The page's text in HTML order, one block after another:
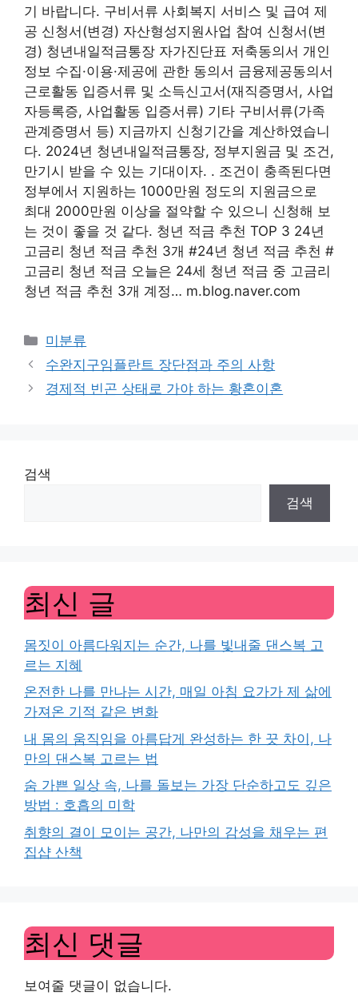
기 바랍니다. 구비서류 사회복지 서비스 및 급여 제
공 신청서(변경) 자산형성지원사업 참여 신청서(변
경) 청년내일적금통장 자가진단표 저축동의서 개인
정보 수집·이용·제공에 관한 동의서 금융제공동의서
근로활동 입증서류 및 소득신고서(재직증명서, 사업
자등록증, 사업활동 입증서류) 기타 구비서류(가족
관계증명서 등) 지금까지 신청기간을 계산하였습니
다. 2024년 청년내일적금통장, 정부지원금 및 조건,
만기시 받을 수 있는 기대이자. . 조건이 충족된다면
정부에서 지원하는 1000만원 정도의 지원금으로
최대 2000만원 이상을 절약할 수 있으니 신청해 보
는 것이 좋을 것 같다. 청년 적금 추천 TOP 3 24년
고금리 청년 적금 추천 3개 #24년 청년 적금 추천 #
고금리 청년 적금 오늘은 24세 청년 적금 중 고금리
청년 적금 추천 3개 계정… m.blog.naver.com
Categories
미분류
수완지구임플란트 장단점과 주의 사항
경제적 빈곤 상태로 가야 하는 황혼이혼
검색
검색
최신 글
몸짓이 아름다워지는 순간, 나를 빛내줄 댄스복 고
르는 지혜
온전한 나를 만나는 시간, 매일 아침 요가가 제 삶에
가져온 기적 같은 변화
내 몸의 움직임을 아름답게 완성하는 한 끗 차이, 나
만의 댄스복 고르는 법
숨 가쁜 일상 속, 나를 돌보는 가장 단순하고도 깊은
방법 : 호흡의 미학
취향의 결이 모이는 공간, 나만의 감성을 채우는 편
집샵 산책
최신 댓글
보여줄 댓글이 없습니다.